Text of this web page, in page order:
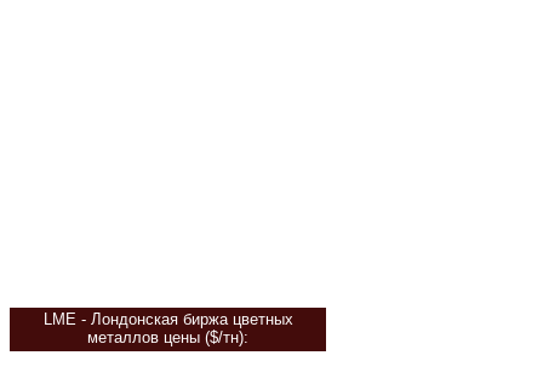
LME - Лондонская биржа цветных
металлов цены ($/тн):